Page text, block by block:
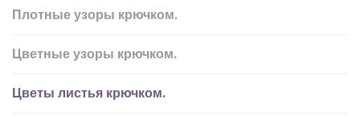
Плотные узоры крючком.
Цветные узоры крючком.
Цветы листья крючком.